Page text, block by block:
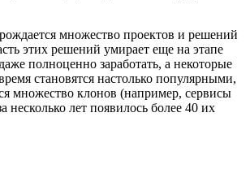
множество проектов и решений
этих решений умирает еще на этапе
полноценно заработать, а некоторые
становятся настолько популярными,
множество клонов (например, сервисы
несколько лет появилось более 40 их